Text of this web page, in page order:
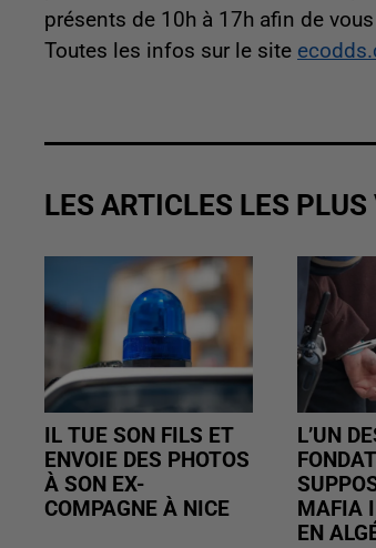
présents de 10h à 17h afin de
Toutes les infos sur le site
LES ARTICLES LES PLUS
IL TUE SON FILS ET
ENVOIE DES PHOTOS
À SON EX-
COMPAGNE À NICE
L’UN
MAFIA
EN